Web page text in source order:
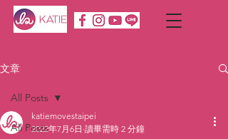
文章
All Posts
All Posts
katiemovestaipei
2022年7月6日 讀畢需時 2 分鐘